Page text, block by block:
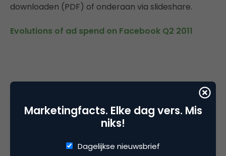
downloaden (PDF) of onderaan via slideshare.
Evolutions of ad spend on Facebook Q2 2011
Marketingfacts. Elke dag vers. Mis
niks!
Dagelijkse nieuwsbrief